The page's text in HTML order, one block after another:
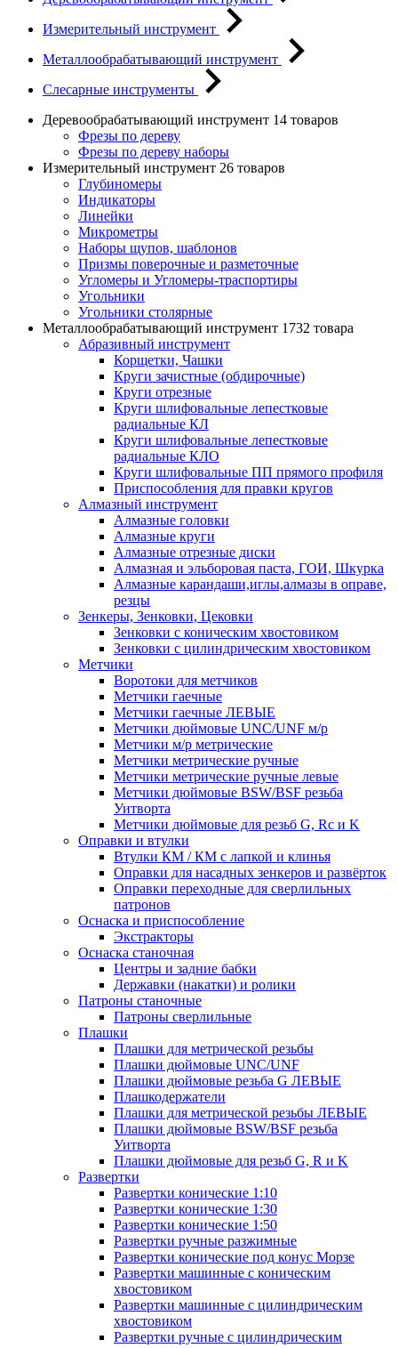
Измерительный инструмент
Металлообрабатывающий инструмент
Слесарные инструменты
Деревообрабатывающий инструмент 14 товаров
Фрезы по дереву
Фрезы по дереву наборы
Измерительный инструмент 26 товаров
Глубиномеры
Индикаторы
Линейки
Микрометры
Наборы щупов, шаблонов
Призмы поверочные и разметочные
Угломеры и Угломеры-траспортиры
Угольники
Угольники столярные
Металлообрабатывающий инструмент 1732 товара
Абразивный инструмент
Корщетки, Чашки
Круги зачистные (обдирочные)
Круги отрезные
Круги шлифовальные лепестковые
радиальные КЛ
Круги шлифовальные лепестковые
радиальные КЛО
Круги шлифовальные ПП прямого профиля
Приспособления для правки кругов
Алмазный инструмент
Алмазные головки
Алмазные круги
Алмазные отрезные диски
Алмазная и эльборовая паста, ГОИ, Шкурка
Алмазные карандаши,иглы,алмазы в оправе,
резцы
Зенкеры, Зенковки, Цековки
Зенковки с коническим хвостовиком
Зенковки с цилиндрическим хвостовиком
Метчики
Воротоки для метчиков
Метчики гаечные
Метчики гаечные ЛЕВЫЕ
Метчики дюймовые UNC/UNF м/р
Метчики м/р метрические
Метчики метрические ручные
Метчики метрические ручные левые
Метчики дюймовые BSW/BSF резьба
Уитворта
Метчики дюймовые для резьб G, Rc и K
Оправки и втулки
Втулки КМ / КМ с лапкой и клинья
Оправки для насадных зенкеров и развёрток
Оправки переходные для сверлильных
патронов
Оснаска и приспособление
Экстракторы
Оснаска станочная
Центры и задние бабки
Державки (накатки) и ролики
Патроны станочные
Патроны сверлильные
Плашки
Плашки для метрической резьбы
Плашки дюймовые UNC/UNF
Плашки дюймовые резьба G ЛЕВЫЕ
Плашкодержатели
Плашки для метрической резьбы ЛЕВЫЕ
Плашки дюймовые BSW/BSF резьба
Уитворта
Плашки дюймовые для резьб G, R и K
Развертки
Развертки конические 1:10
Развертки конические 1:30
Развертки конические 1:50
Развертки ручные разжимные
Развертки конические под конус Морзе
Развертки машинные с коническим
хвостовиком
Развертки машинные с цилиндрическим
хвостовиком
Развертки ручные с цилиндрическим